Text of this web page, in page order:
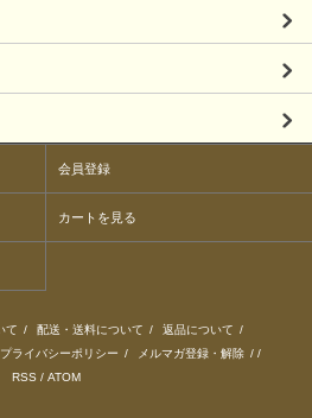
会員登録
カートを見る
て / 配送・送料について / 返品について /
プライバシーポリシー / メルマガ登録・解除 / /
RSS / ATOM